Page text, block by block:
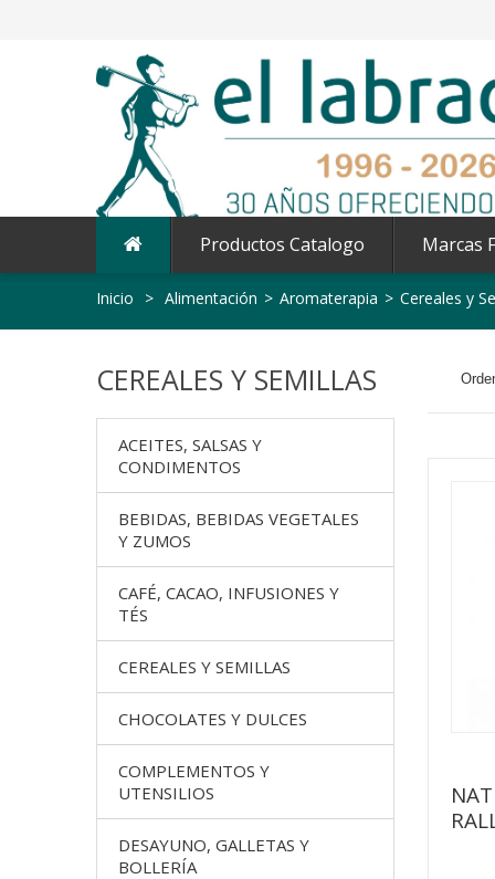
Productos Catalogo Marcas
Inicio > Alimentación > Aromaterapia > Cereales y
CEREALES Y SEMILLAS
ACEITES, SALSAS Y
CONDIMENTOS
BEBIDAS, BEBIDAS VEGETALES
Y ZUMOS
CAFÉ, CACAO, INFUSIONES Y
TÉS
CEREALES Y SEMILLAS
CHOCOLATES Y DULCES
COMPLEMENTOS Y
UTENSILIOS
DESAYUNO, GALLETAS Y
BOLLERÍA